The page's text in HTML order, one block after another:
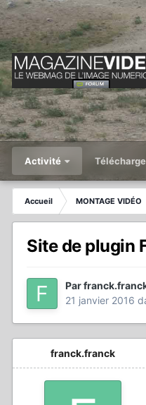
Activité
Accueil MONTAGE VIDÉO
Site de plugin
Par
21 janvier 2016
franck.franck